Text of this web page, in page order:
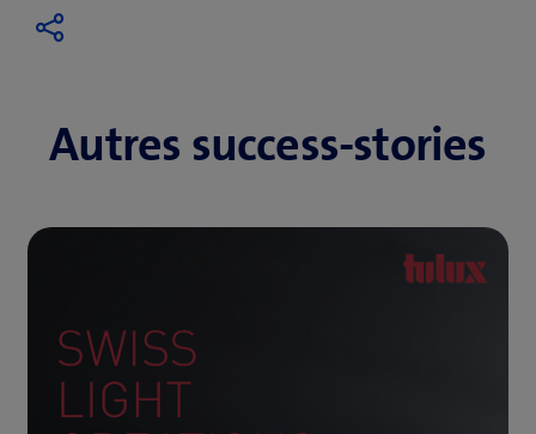
Autres success-stories